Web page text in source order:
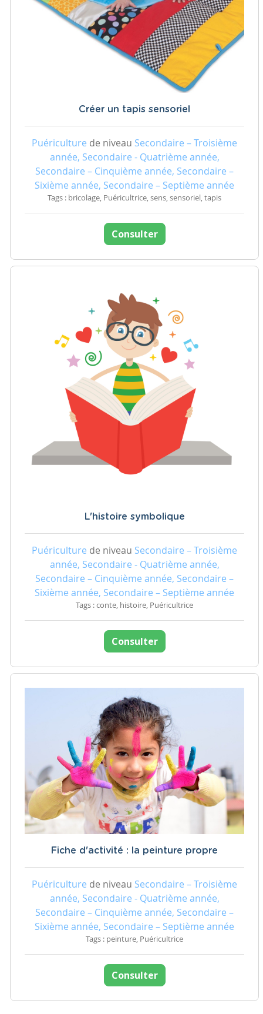
Créer un tapis sensoriel
Puériculture de niveau Secondaire – Troisième
année, Secondaire - Quatrième année,
Secondaire – Cinquième année, Secondaire –
Sixième année, Secondaire – Septième année
Tags : bricolage, Puéricultrice, sens, sensoriel, tapis
Consulter
L'histoire symbolique
Puériculture de niveau Secondaire – Troisième
année, Secondaire - Quatrième année,
Secondaire – Cinquième année, Secondaire –
Sixième année, Secondaire – Septième année
Tags : conte, histoire, Puéricultrice
Consulter
Fiche d'activité : la peinture propre
Puériculture de niveau Secondaire – Troisième
année, Secondaire - Quatrième année,
Secondaire – Cinquième année, Secondaire –
Sixième année, Secondaire – Septième année
Tags : peinture, Puéricultrice
Consulter